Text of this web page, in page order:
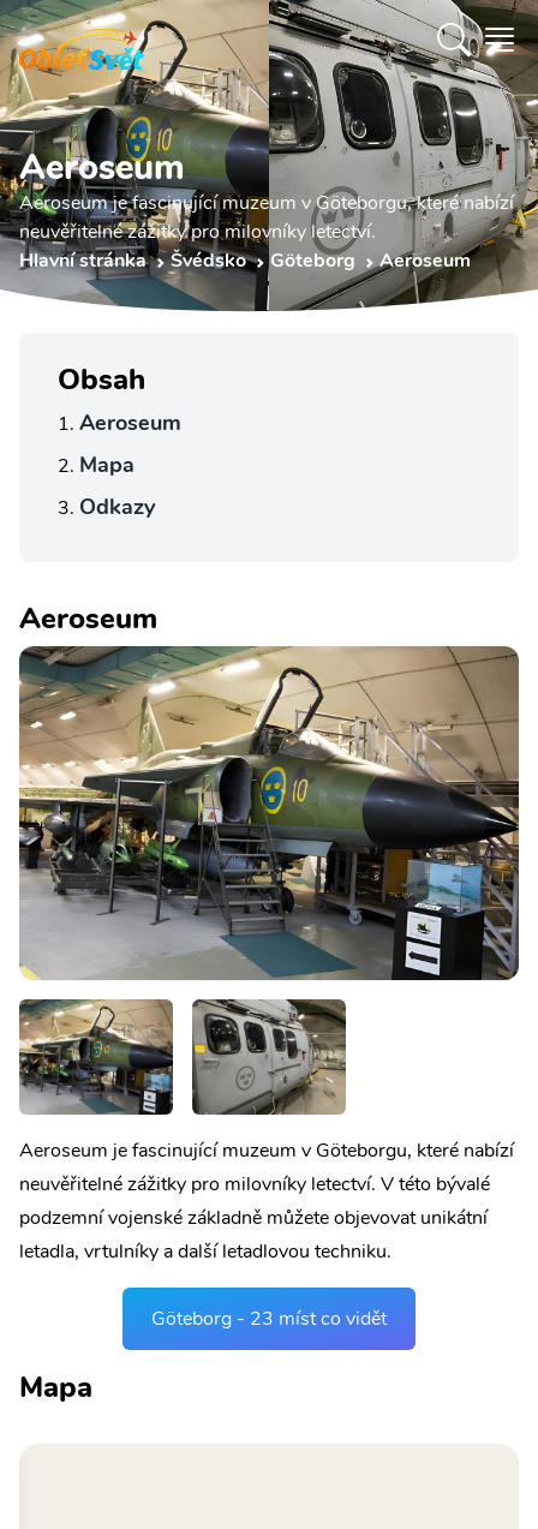
Aeroseum
Aeroseum je fascinující muzeum v Göteborgu, které nabízí
neuvěřitelné zážitky pro milovníky letectví.
Hlavní stránka
Švédsko Göteborg Aeroseum
Obsah
Aeroseum
Mapa
Odkazy
Aeroseum
Aeroseum je fascinující muzeum v Göteborgu, které nabízí
neuvěřitelné zážitky pro milovníky letectví. V této bývalé
podzemní vojenské základně můžete objevovat unikátní
letadla, vrtulníky a další letadlovou techniku.
Göteborg - 23 míst co vidět
Mapa